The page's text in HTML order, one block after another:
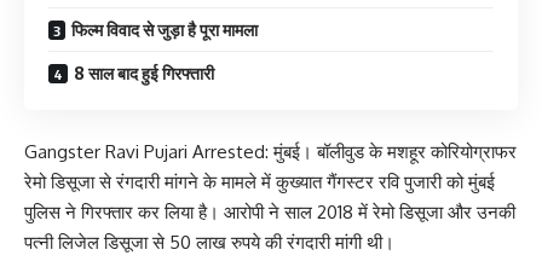
फिल्म विवाद से जुड़ा है पूरा मामला
8 साल बाद हुई गिरफ्तारी
Gangster Ravi Pujari Arrested: मुंबई। बॉलीवुड के मशहूर कोरियोग्राफर
रेमो डिसूजा से रंगदारी मांगने के मामले में कुख्यात गैंगस्टर रवि पुजारी को मुंबई
पुलिस ने गिरफ्तार कर लिया है। आरोपी ने साल 2018 में रेमो डिसूजा और उनकी
पत्नी लिजेल डिसूजा से 50 लाख रुपये की रंगदारी मांगी थी।